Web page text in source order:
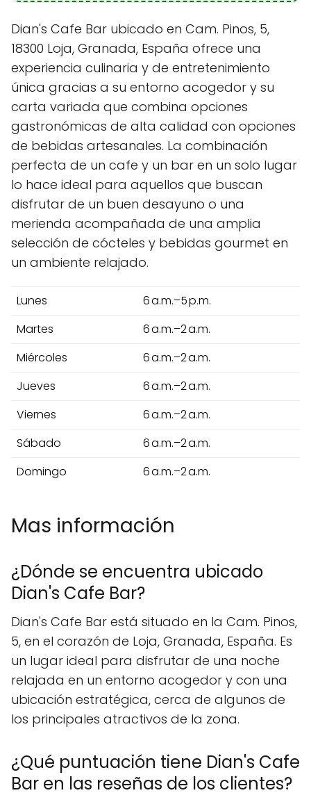
Dian's Cafe Bar ubicado en Cam. Pinos, 5,
18300 Loja, Granada, España ofrece una
experiencia culinaria y de entretenimiento
única gracias a su entorno acogedor y su
carta variada que combina opciones
gastronómicas de alta calidad con opciones
de bebidas artesanales. La combinación
perfecta de un cafe y un bar en un solo lugar
lo hace ideal para aquellos que buscan
disfrutar de un buen desayuno o una
merienda acompañada de una amplia
selección de cócteles y bebidas gourmet en
un ambiente relajado.
Lunes
6 a.m.–5 p.m.
Martes
6 a.m.–2 a.m.
Miércoles
6 a.m.–2 a.m.
Jueves
6 a.m.–2 a.m.
Viernes
6 a.m.–2 a.m.
Sábado
6 a.m.–2 a.m.
Domingo
6 a.m.–2 a.m.
Mas información
¿Dónde se encuentra ubicado
Dian's Cafe Bar?
Dian's Cafe Bar está situado en la Cam. Pinos,
5, en el corazón de Loja, Granada, España. Es
un lugar ideal para disfrutar de una noche
relajada en un entorno acogedor y con una
ubicación estratégica, cerca de algunos de
los principales atractivos de la zona.
¿Qué puntuación tiene Dian's Cafe
Bar en las reseñas de los clientes?